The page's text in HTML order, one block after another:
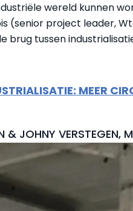
wereld kunnen
(senior project leader,
brug tussen
MEER
& JOHNY VERSTEGEN,